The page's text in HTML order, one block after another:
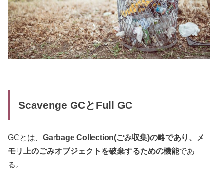
Scavenge GCとFull GC
GCとは、Garbage Collection(ごみ収集)の略であり、メ
モリ上のごみオブジェクトを破棄するための機能であ
る。